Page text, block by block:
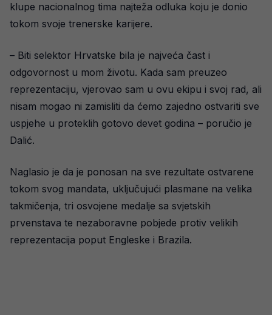
klupe nacionalnog tima najteža odluka koju je donio
tokom svoje trenerske karijere.
– Biti selektor Hrvatske bila je najveća čast i
odgovornost u mom životu. Kada sam preuzeo
reprezentaciju, vjerovao sam u ovu ekipu i svoj rad, ali
nisam mogao ni zamisliti da ćemo zajedno ostvariti sve
uspjehe u proteklih gotovo devet godina – poručio je
Dalić.
Naglasio je da je ponosan na sve rezultate ostvarene
tokom svog mandata, uključujući plasmane na velika
takmičenja, tri osvojene medalje sa svjetskih
prvenstava te nezaboravne pobjede protiv velikih
reprezentacija poput Engleske i Brazila.